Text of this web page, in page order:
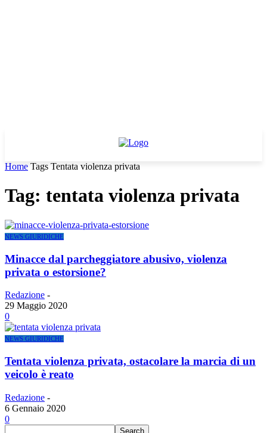
Home Tags Tentata violenza privata
Tag: tentata violenza privata
NEWS GIURIDICHE
Minacce dal parcheggiatore abusivo, violenza
privata o estorsione?
Redazione -
29 Maggio 2020
0
NEWS GIURIDICHE
Tentata violenza privata, ostacolare la marcia di un
veicolo è reato
Redazione -
6 Gennaio 2020
0